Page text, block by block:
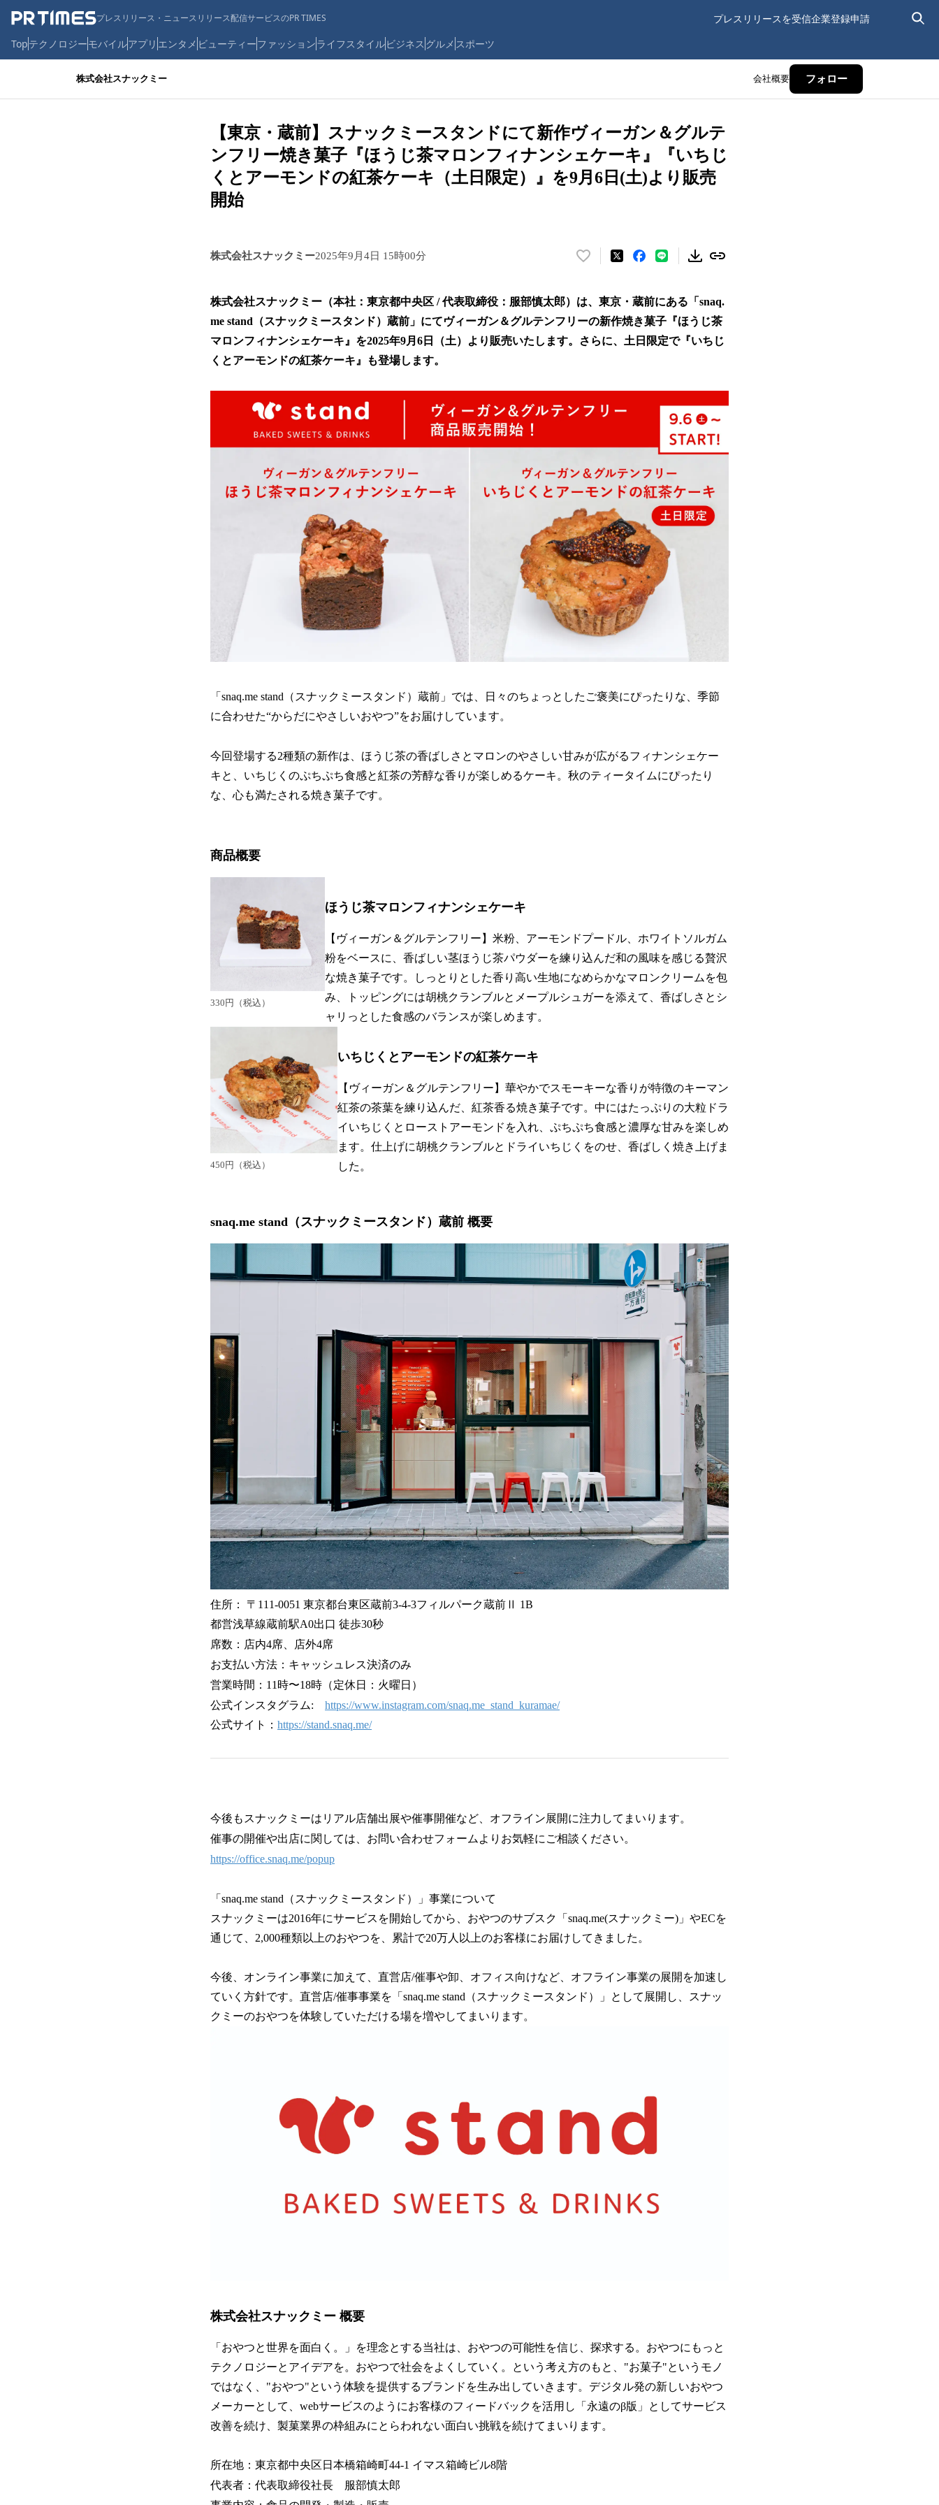
プレスリリース・ニュースリリース配信サービスのPR TIMES プレスリリースを受信企業登録申請
Topテクノロジーモバイルアプリ エンタメ ビューティーファッションライフスタイルビジネス グルメ スポーツ
株式会社スナックミー 会社概要 フォロー
【東京・蔵前】スナックミースタンドにて新作ヴィーガン＆グルテ
ンフリー焼き菓子『ほうじ茶マロンフィナンシェケーキ』『いちじ
くとアーモンドの紅茶ケーキ（土日限定）』を9月6日(土)より販売
開始
株式会社スナックミー2025年9月4日 15時00分
い
！
数
を
読
み
中
株式会社スナックミー（本社：東京都中央区 / 代表取締役：服部慎太郎）は、東京・蔵前にある「snaq.
me stand（スナックミースタンド）蔵前」にてヴィーガン＆グルテンフリーの新作焼き菓子『ほうじ茶
マロンフィナンシェケーキ』を2025年9月6日（土）より販売いたします。さらに、土日限定で『いちじ
くとアーモンドの紅茶ケーキ』も登場します。
「snaq.me stand（スナックミースタンド）蔵前」では、日々のちょっとしたご褒美にぴったりな、季節
に合わせた“からだにやさしいおやつ”をお届けしています。
今回登場する2種類の新作は、ほうじ茶の香ばしさとマロンのやさしい甘みが広がるフィナンシェケー
キと、いちじくのぷちぷち食感と紅茶の芳醇な香りが楽しめるケーキ。秋のティータイムにぴったり
な、心も満たされる焼き菓子です。
商品概要
330円（税込）
ほうじ茶マロンフィナンシェケーキ
【ヴィーガン＆グルテンフリー】米粉、アーモンドプードル、ホワイトソルガム
粉をベースに、香ばしい茎ほうじ茶パウダーを練り込んだ和の風味を感じる贅沢
な焼き菓子です。しっとりとした香り高い生地になめらかなマロンクリームを包
み、トッピングには胡桃クランブルとメープルシュガーを添えて、香ばしさとシ
ャリっとした食感のバランスが楽しめます。
450円（税込）
いちじくとアーモンドの紅茶ケーキ
【ヴィーガン＆グルテンフリー】華やかでスモーキーな香りが特徴のキーマン
紅茶の茶葉を練り込んだ、紅茶香る焼き菓子です。中にはたっぷりの大粒ドラ
イいちじくとローストアーモンドを入れ、ぷちぷち食感と濃厚な甘みを楽しめ
ます。仕上げに胡桃クランブルとドライいちじくをのせ、香ばしく焼き上げま
した。
snaq.me stand（スナックミースタンド）蔵前 概要
住所： 〒111-0051 東京都台東区蔵前3-4-3フィルパーク蔵前Ⅱ 1B
都営浅草線蔵前駅A0出口 徒歩30秒
席数：店内4席、店外4席
お支払い方法：キャッシュレス決済のみ
営業時間：11時〜18時（定休日：火曜日）
公式インスタグラム: https://www.instagram.com/snaq.me_stand_kuramae/
公式サイト： https://stand.snaq.me/
今後もスナックミーはリアル店舗出展や催事開催など、オフライン展開に注力してまいります。
催事の開催や出店に関しては、お問い合わせフォームよりお気軽にご相談ください。
https://office.snaq.me/popup
「snaq.me stand（スナックミースタンド）」事業について
スナックミーは2016年にサービスを開始してから、おやつのサブスク「snaq.me(スナックミー)」やECを
通じて、2,000種類以上のおやつを、累計で20万人以上のお客様にお届けしてきました。
今後、オンライン事業に加えて、直営店/催事や卸、オフィス向けなど、オフライン事業の展開を加速し
ていく方針です。直営店/催事事業を「snaq.me stand（スナックミースタンド）」として展開し、スナッ
クミーのおやつを体験していただける場を増やしてまいります。
株式会社スナックミー 概要
「おやつと世界を面白く。」を理念とする当社は、おやつの可能性を信じ、探求する。おやつにもっと
テクノロジーとアイデアを。おやつで社会をよくしていく。という考え方のもと、"お菓子"というモノ
ではなく、"おやつ"という体験を提供するブランドを生み出していきます。デジタル発の新しいおやつ
メーカーとして、webサービスのようにお客様のフィードバックを活用し「永遠のβ版」としてサービス
改善を続け、製菓業界の枠組みにとらわれない面白い挑戦を続けてまいります。
所在地：東京都中央区日本橋箱崎町44-1 イマス箱崎ビル8階
代表者：代表取締役社長 服部慎太郎